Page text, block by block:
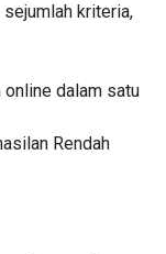
kriteria,
dalam satu
Rendah